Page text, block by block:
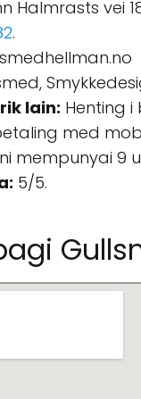
Halmrasts vei
.
lain: Henting i
med
mempunyai 9
5/5.